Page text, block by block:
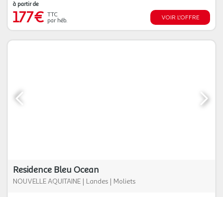
à partir de
177€ TTC
par héb.
VOIR L'OFFRE
Residence Bleu Ocean
NOUVELLE AQUITAINE | Landes | Moliets